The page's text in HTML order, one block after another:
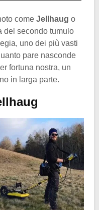
come Jellhaug o
del secondo tumulo
uno dei più vasti
pare nasconde
fortuna nostra, un
in larga parte.